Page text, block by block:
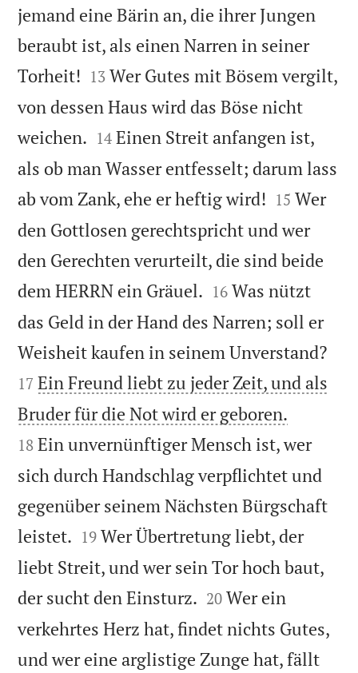
jemand eine Bärin an, die ihrer Jungen
beraubt ist, als einen Narren in seiner
Torheit! 

13 Wer Gutes mit Bösem vergilt,
von dessen Haus wird das Böse nicht
weichen. 

14 Einen Streit anfangen ist,
als ob man Wasser entfesselt; darum lass
ab vom Zank, ehe er heftig wird! 

15 Wer
den Gottlosen gerechtspricht und wer
den Gerechten verurteilt, die sind beide
dem HERRN ein Gräuel. 

16 Was nützt
das Geld in der Hand des Narren; soll er
Weisheit kaufen in seinem Unverstand?
17 Ein Freund liebt zu jeder Zeit, und als
Bruder für die Not wird er geboren.
18 Ein unvernünftiger Mensch ist, wer
sich durch Handschlag verpflichtet und
gegenüber seinem Nächsten Bürgschaft
leistet. 

19 Wer Übertretung liebt, der
liebt Streit, und wer sein Tor hoch baut,
der sucht den Einsturz. 

20 Wer ein
verkehrtes Herz hat, findet nichts Gutes,
und wer eine arglistige Zunge hat, fällt